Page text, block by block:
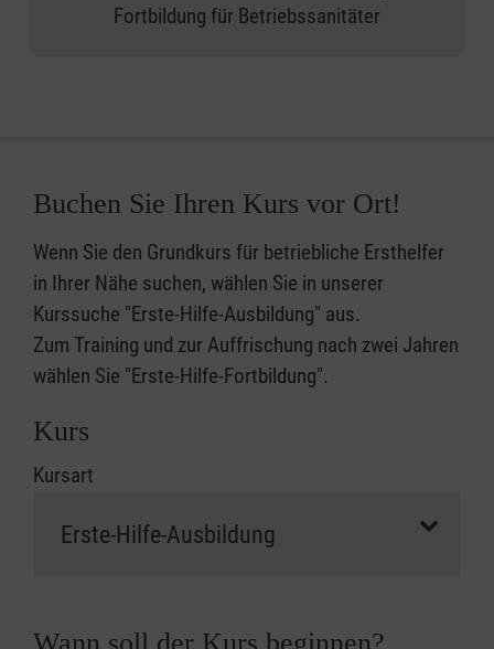
Fortbildung für Betriebssanitäter
Buchen Sie Ihren Kurs vor Ort!
Wenn Sie den Grundkurs für betriebliche Ersthelfer
in Ihrer Nähe suchen, wählen Sie in unserer
Kurssuche "Erste-Hilfe-Ausbildung" aus.
Zum Training und zur Auffrischung nach zwei Jahren
wählen Sie "Erste-Hilfe-Fortbildung".
Kurs
Kursart